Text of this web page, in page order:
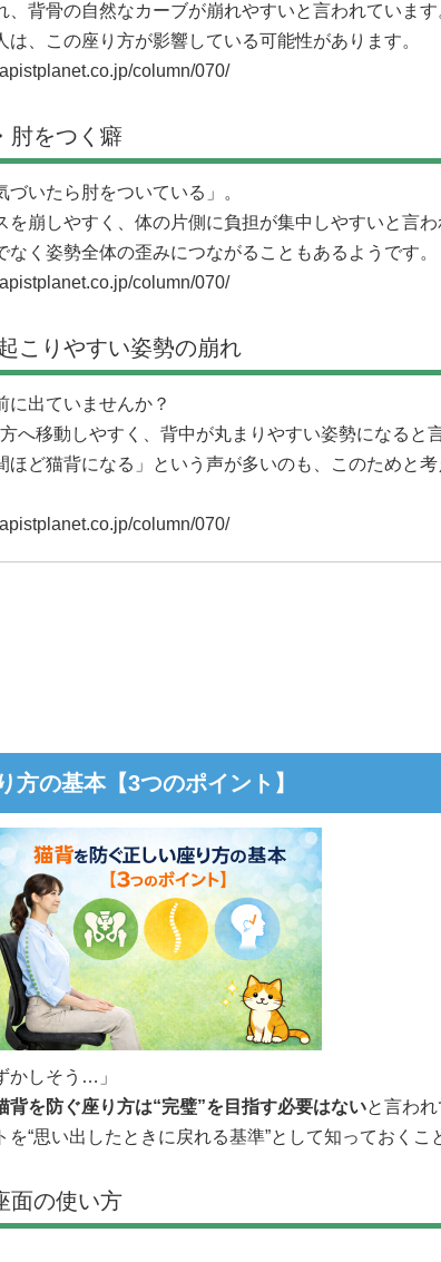
、背骨の自然なカーブが崩れやすいと言われていま
、この座り方が影響している可能性があります。
column/070/
肘をつく癖
づいたら肘をついている」。
崩しやすく、体の片側に負担が集中しやすいと言わ
く姿勢全体の歪みにつながることもあるようです。
column/070/
こりやすい姿勢の崩れ
に出ていませんか？
へ移動しやすく、背中が丸まりやすい姿勢になると
ど猫背になる」という声が多いのも、このためと考
column/070/
方の基本【3つのポイント】
かしそう…」
背を防ぐ座り方は“完璧”を目指す必要はないと言わ
“思い出したときに戻れる基準”として知っておくこ
面の使い方